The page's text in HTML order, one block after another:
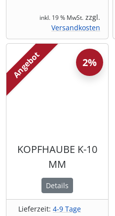
inkl. 19 % MwSt. zzgl.
Versandkosten
Angebot
KOPFHAUBE K-10
MM
Details
Lieferzeit: 4-9 Tage
2%